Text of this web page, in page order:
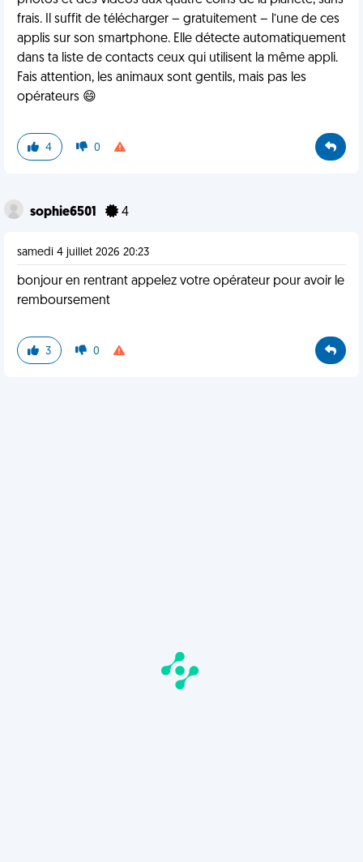
frais. Il suffit de télécharger – gratuitement – l’une de ces
applis sur son smartphone. Elle détecte automatiquement
dans ta liste de contacts ceux qui utilisent la même appli.
Fais attention, les animaux sont gentils, mais pas les
opérateurs 😄
4 0
sophie6501 4
samedi 4 juillet 2026 20:23
bonjour en rentrant appelez votre opérateur pour avoir le
remboursement
3 0